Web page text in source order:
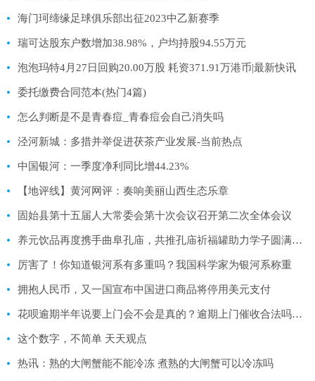
海门珂缔缘足球俱乐部出征2023中乙新赛季
瑞可达股东户数增加38.98%，户均持股94.55万元
泡泡玛特4月27日回购20.00万股 耗资371.91万港币|最新快讯
委托缴费合同范本(热门4篇)
怎么判断是不是青春痘_青春痘会自己消失吗
泾河新城：多措并举促进茯茶产业发展-当前热点
中国银河：一季度净利同比增44.23%
【地评线】黄河网评：奏响美丽山西生态乐章
固始县第十五届人大常委会第十次会议召开第二次全体会议
养元饮品再度携手曲阜孔庙，共推孔庙祈福罐助力学子圆满高考
厉害了！你知道银河系有多重吗？我国科学家为银河系称重
拥抱人民币，又一国宣布中国进口商品将停用美元支付
花呗逾期半年说要上门会不会是真的？逾期上门催收合法吗？-每日观点
这个数字，不简单 天天观点
热讯：熟的大闸蟹能不能冷冻 煮熟的大闸蟹可以冷冻吗